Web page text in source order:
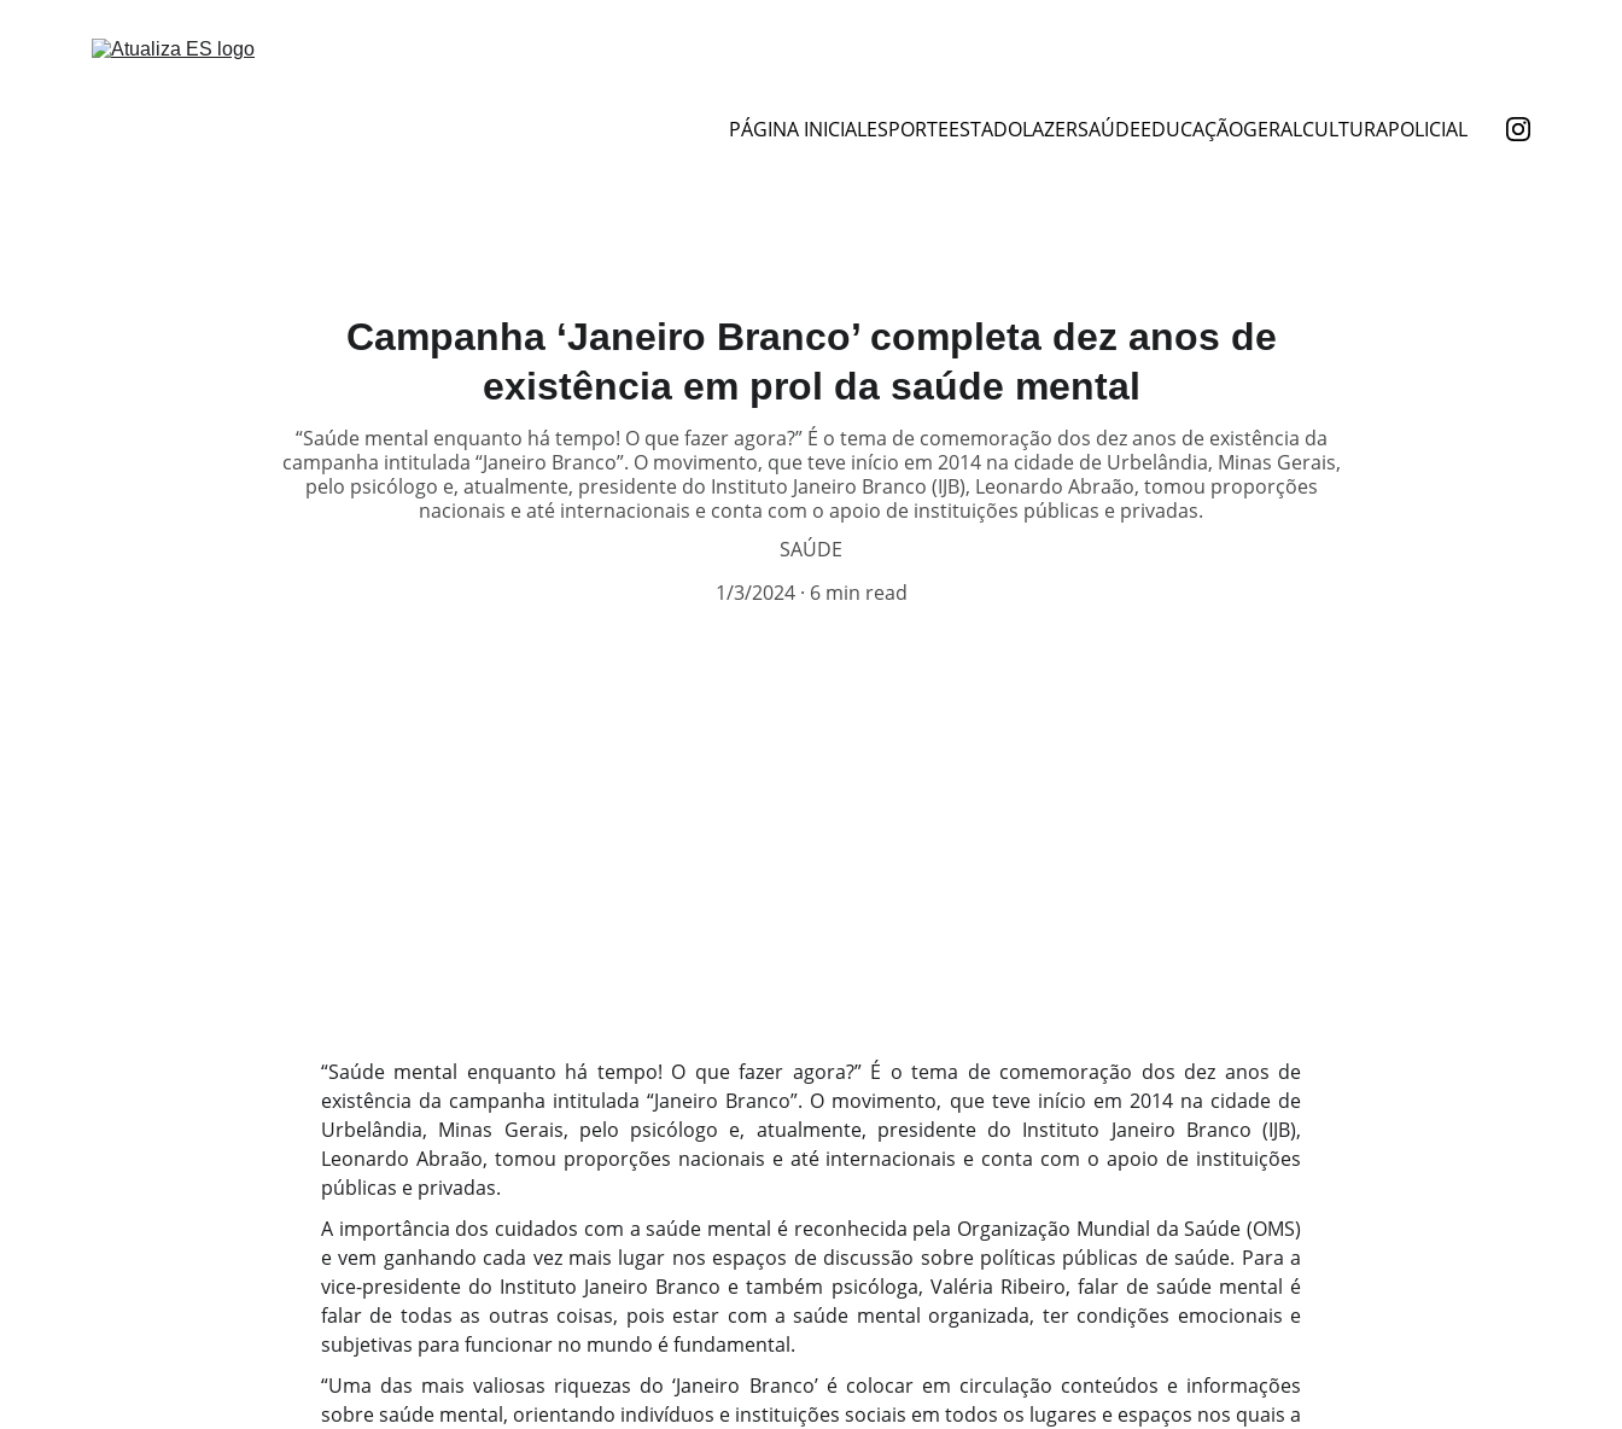
PÁGINA INICIALESPORTEESTADOLAZERSAÚDEEDUCAÇÃOGERALCULTURAPOLICIAL
Campanha ‘Janeiro Branco’ completa dez anos de
existência em prol da saúde mental
“Saúde mental enquanto há tempo! O que fazer agora?” É o tema de comemoração dos dez anos de existência da
campanha intitulada “Janeiro Branco”. O movimento, que teve início em 2014 na cidade de Urbelândia, Minas Gerais,
pelo psicólogo e, atualmente, presidente do Instituto Janeiro Branco (IJB), Leonardo Abraão, tomou proporções
nacionais e até internacionais e conta com o apoio de instituições públicas e privadas.
SAÚDE
1/3/2024
6 min read
“Saúde mental enquanto há tempo! O que fazer agora?” É o tema de comemoração dos dez anos de
existência da campanha intitulada “Janeiro Branco”. O movimento, que teve início em 2014 na cidade de
Urbelândia, Minas Gerais, pelo psicólogo e, atualmente, presidente do Instituto Janeiro Branco (IJB),
Leonardo Abraão, tomou proporções nacionais e até internacionais e conta com o apoio de instituições
públicas e privadas.
A importância dos cuidados com a saúde mental é reconhecida pela Organização Mundial da Saúde (OMS)
e vem ganhando cada vez mais lugar nos espaços de discussão sobre políticas públicas de saúde. Para a
vice-presidente do Instituto Janeiro Branco e também psicóloga, Valéria Ribeiro, falar de saúde mental é
falar de todas as outras coisas, pois estar com a saúde mental organizada, ter condições emocionais e
subjetivas para funcionar no mundo é fundamental.
“Uma das mais valiosas riquezas do ‘Janeiro Branco’ é colocar em circulação conteúdos e informações
sobre saúde mental, orientando indivíduos e instituições sociais em todos os lugares e espaços nos quais a